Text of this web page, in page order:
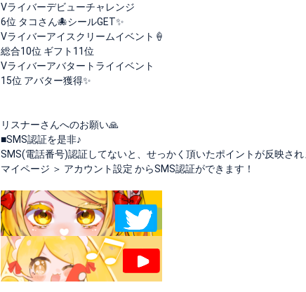
Vライバーデビューチャレンジ
6位 タコさん🐙シールGET✨
Vライバーアイスクリームイベント🍦
総合10位 ギフト11位
Vライバーアバタートライイベント
15位 アバター獲得✨
リスナーさんへのお願い🙏
■SMS認証を是非♪
SMS(電話番号)認証してないと、せっかく頂いたポイントが反映さ
マイページ ＞ アカウント設定 からSMS認証ができます！